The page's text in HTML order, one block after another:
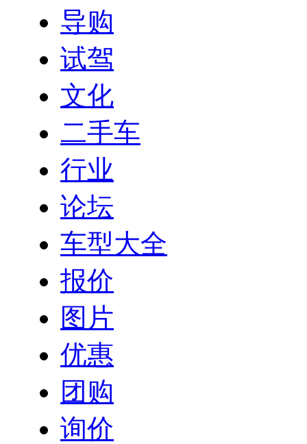
导购
试驾
文化
二手车
行业
论坛
车型大全
报价
图片
优惠
团购
询价